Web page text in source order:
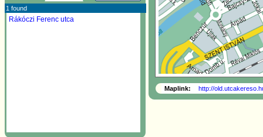
1 found
Rákóczi Ferenc utca
Maplink: http://